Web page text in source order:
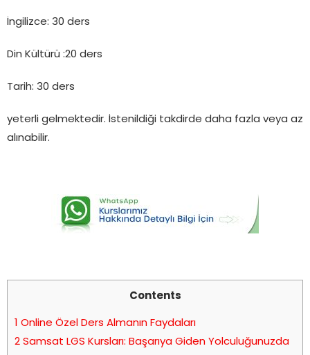
İngilizce: 30 ders
Din Kültürü :20 ders
Tarih: 30 ders
yeterli gelmektedir. İstenildiği takdirde daha fazla veya az
alınabilir.
Contents
1 Online Özel Ders Almanın Faydaları
2 Samsat LGS Kursları: Başarıya Giden Yolculuğunuzda